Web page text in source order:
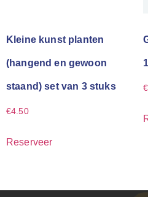
Kleine kunst planten
(hangend en gewoon
staand) set van 3 stuks
€4.50
Reserveer
€